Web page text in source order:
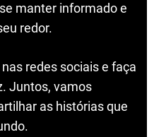
manter informado e
redor.
redes sociais e faça
Juntos, vamos
as histórias que